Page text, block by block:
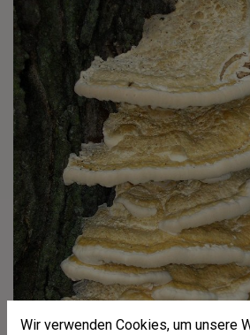
Wir verwenden Cookies, um unsere